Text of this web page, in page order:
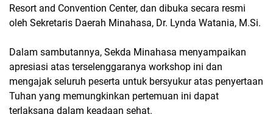
Resort and Convention Center, dan dibuka secara resmi
oleh Sekretaris Daerah Minahasa, Dr. Lynda Watania, M.Si.
Dalam sambutannya, Sekda Minahasa menyampaikan
apresiasi atas terselenggaranya workshop ini dan
mengajak seluruh peserta untuk bersyukur atas penyertaan
Tuhan yang memungkinkan pertemuan ini dapat
terlaksana dalam keadaan sehat.